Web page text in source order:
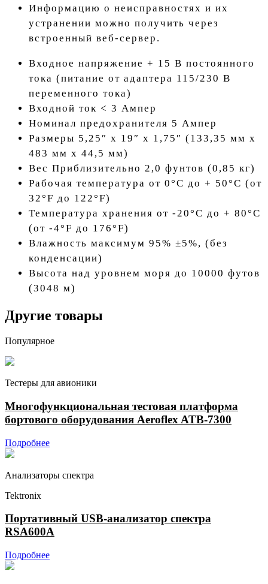
Информацию о неисправностях и их
устранении можно получить через
встроенный веб-сервер.
Входное напряжение + 15 В постоянного
тока (питание от адаптера 115/230 В
переменного тока)
Входной ток < 3 Ампер
Номинал предохранителя 5 Ампер
Размеры 5,25″ x 19″ x 1,75″ (133,35 мм x
483 мм x 44,5 мм)
Вес Приблизительно 2,0 фунтов (0,85 кг)
Рабочая температура от 0°C до + 50°C (от
32°F до 122°F)
Температура хранения от -20°C до + 80°C
(от -4°F до 176°F)
Влажность максимум 95% ±5%, (без
конденсации)
Высота над уровнем моря до 10000 футов
(3048 м)
Другие товары
Популярное
Тестеры для авионики
Многофункциональная тестовая платформа
бортового оборудования Aeroflex ATB-7300
Подробнее
Анализаторы спектра
Tektronix
Портативный USB-анализатор спектра
RSA600A
Подробнее